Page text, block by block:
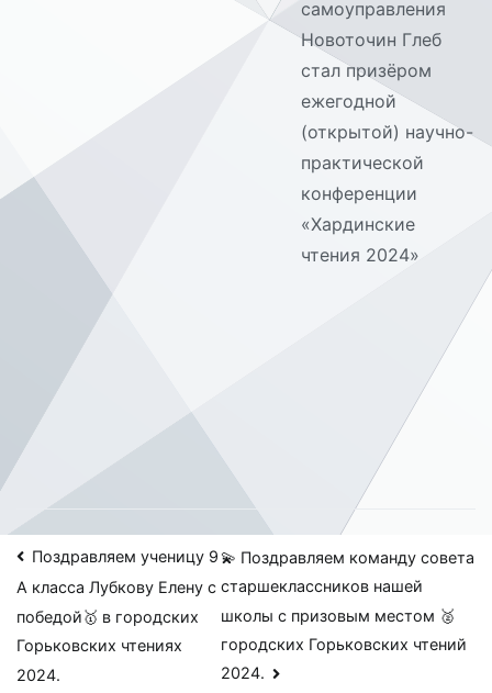
самоуправления
Новоточин Глеб
стал призёром
ежегодной
(открытой) научно-
практической
конференции
«Хардинские
чтения 2024»
Навигация
по
записям
Поздравляем ученицу 9
А класса Лубкову Елену с
победой🥇 в городских
Горьковских чтениях
2024.
💫 Поздравляем команду совета
старшеклассников нашей
школы с призовым местом 🥈
городских Горьковских чтений
2024.